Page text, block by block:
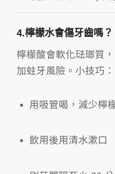
4.檸檬水會傷牙齒嗎？
檸檬酸會軟化琺瑯質
加蛀牙風險。小技巧：
用吸管喝，減少檸
飲用後用清水漱口